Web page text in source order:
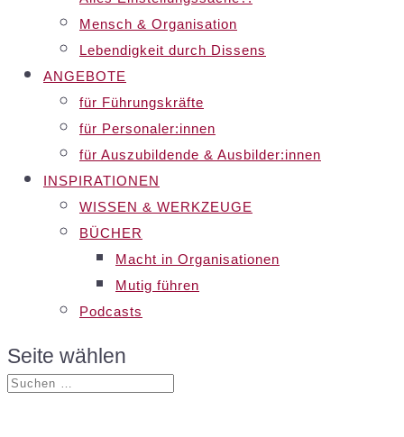
Mensch & Organisation
Lebendigkeit durch Dissens
ANGEBOTE
für Führungskräfte
für Personaler:innen
für Auszubildende & Ausbilder:innen
INSPIRATIONEN
WISSEN & WERKZEUGE
BÜCHER
Macht in Organisationen
Mutig führen
Podcasts
Seite wählen